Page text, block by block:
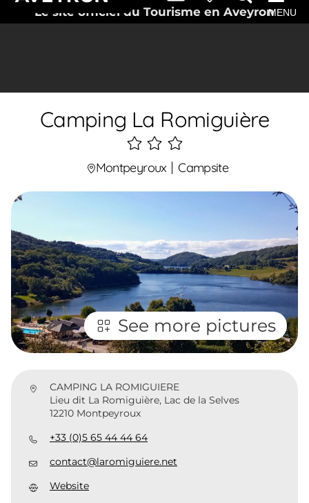
Le site officiel du Tourisme en AveyronMENU
Camping La Romiguière
3
étoiles
Montpeyroux Campsite
See more pictures
CAMPING LA ROMIGUIERE
Lieu dit La Romiguière, Lac de la Selves
12210 Montpeyroux
+33 (0)5 65 44 44 64
contact@laromiguiere.net
Website